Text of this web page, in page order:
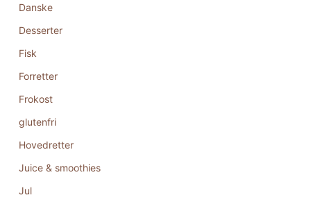
Danske
Desserter
Fisk
Forretter
Frokost
glutenfri
Hovedretter
Juice & smoothies
Jul